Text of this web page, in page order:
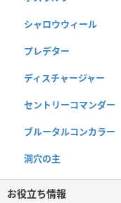
シャロウウィール
プレデター
ディスチャージャー
セントリーコマンダー
ブルータルコンカラー
洞穴の主
お役立ち情報